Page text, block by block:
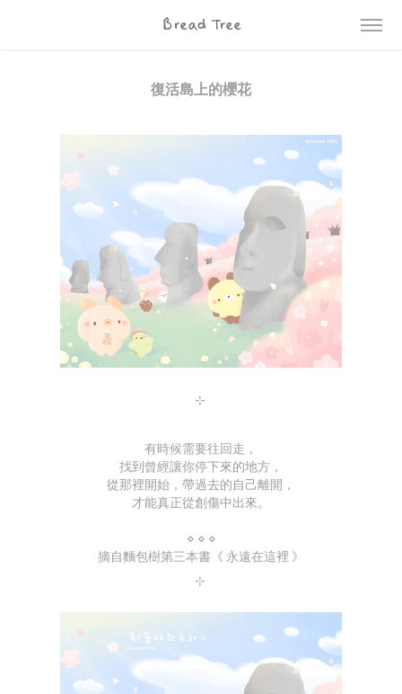
Bread Tree
復活島上的櫻花
⊹
有時候需要往回走，
找到曾經讓你停下來的地方，
從那裡開始，帶過去的自己離開，
才能真正從創傷中出來。
⋄ ⋄ ⋄
摘自麵包樹第三本書《 永遠在這裡 》
⊹